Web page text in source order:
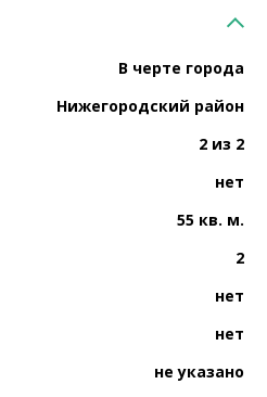
В черте города
Нижегородский район
2 из 2
нет
55 кв. м.
2
нет
нет
не указано